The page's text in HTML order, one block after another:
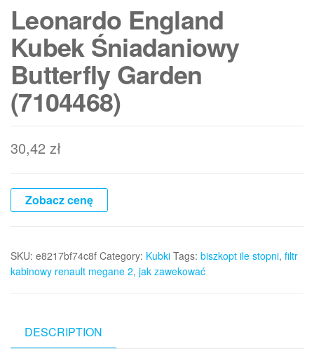
Leonardo England
Kubek Śniadaniowy
Butterfly Garden
(7104468)
30,42 zł
Zobacz cenę
SKU: e8217bf74c8f Category: Kubki Tags: biszkopt ile stopni, filtr
kabinowy renault megane 2, jak zawekować
DESCRIPTION